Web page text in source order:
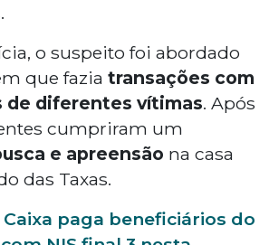
o suspeito foi abordado
que fazia transações com
de diferentes vítimas. Após
cumpriram um
e apreensão na casa
das Taxas.
Caixa paga beneficiários do